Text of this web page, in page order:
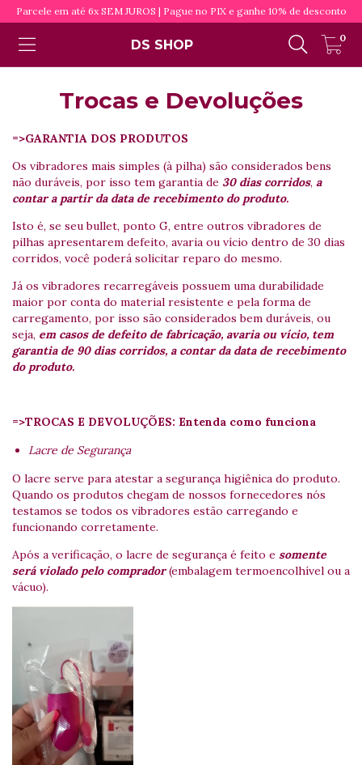
Parcele em até 6x SEM JUROS | Pague no PIX e ganhe 10% de desconto
DS SHOP 0
Trocas e Devoluções
=>GARANTIA DOS PRODUTOS
Os vibradores mais simples (à pilha) são considerados bens
não duráveis, por isso tem garantia de 30 dias corridos, a
contar a partir da data de recebimento do produto.
Isto é, se seu bullet, ponto G, entre outros vibradores de
pilhas apresentarem defeito, avaria ou vício dentro de 30 dias
corridos, você poderá solicitar reparo do mesmo.
Já os vibradores recarregáveis possuem uma durabilidade
maior por conta do material resistente e pela forma de
carregamento, por isso são considerados bem duráveis, ou
seja, em casos de defeito de fabricação, avaria ou vício, tem
garantia de 90 dias corridos, a contar da data de recebimento
do produto.
=>TROCAS E DEVOLUÇÕES: Entenda como funciona
Lacre de Segurança
O lacre serve para atestar a segurança higiênica do produto.
Quando os produtos chegam de nossos fornecedores nós
testamos se todos os vibradores estão carregando e
funcionando corretamente.
Após a verificação, o lacre de segurança é feito e somente
será violado pelo comprador(embalagem termoencolhível ou a
vácuo).